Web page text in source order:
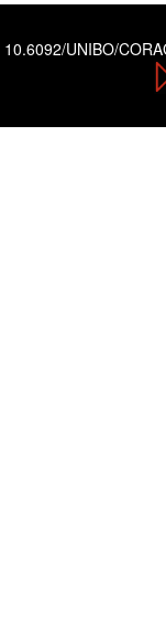
10.6092/UNIBO/